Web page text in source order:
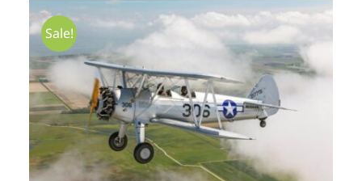
Sale!
TOEVOEGEN AAN WINKELWAGEN / DETAILS